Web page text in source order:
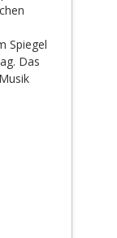
Spiegel
Das